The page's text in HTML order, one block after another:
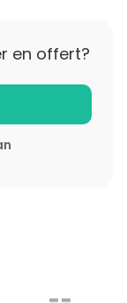
en offert?